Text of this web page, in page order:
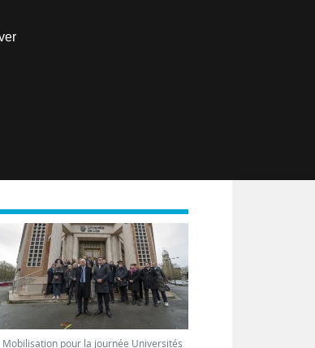
Mobilisation pour la journée Universités